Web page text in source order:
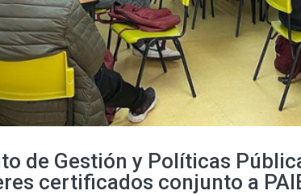
de Gestión y Políticas
certificados conjunto a